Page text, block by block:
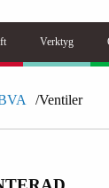
Verktyg
Ventiler